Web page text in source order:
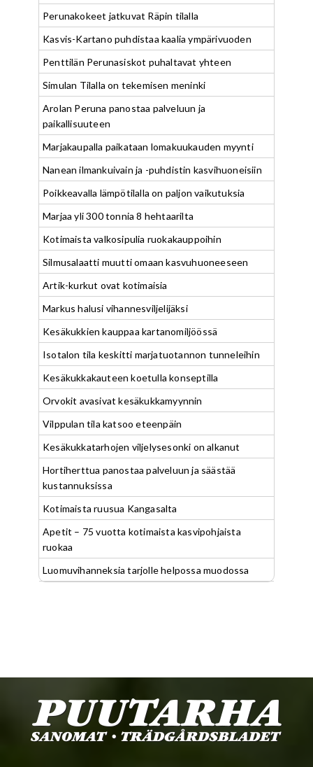
Perunakokeet jatkuvat Räpin tilalla
Kasvis-Kartano puhdistaa kaalia ympärivuoden
Penttilän Perunasiskot puhaltavat yhteen
Simulan Tilalla on tekemisen meninki
Arolan Peruna panostaa palveluun ja
paikallisuuteen
Marjakaupalla paikataan lomakuukauden myynti
Nanean ilmankuivain ja -puhdistin kasvihuoneisiin
Poikkeavalla lämpötilalla on paljon vaikutuksia
Marjaa yli 300 tonnia 8 hehtaarilta
Kotimaista valkosipulia ruokakauppoihin
Silmusalaatti muutti omaan kasvuhuoneeseen
Artik-kurkut ovat kotimaisia
Markus halusi vihannesviljelijäksi
Kesäkukkien kauppaa kartanomiljöössä
Isotalon tila keskitti marjatuotannon tunneleihin
Kesäkukkakauteen koetulla konseptilla
Orvokit avasivat kesäkukkamyynnin
Vilppulan tila katsoo eteenpäin
Kesäkukkatarhojen viljelysesonki on alkanut
Hortiherttua panostaa palveluun ja säästää
kustannuksissa
Kotimaista ruusua Kangasalta
Apetit – 75 vuotta kotimaista kasvipohjaista
ruokaa
Luomuvihanneksia tarjolle helpossa muodossa